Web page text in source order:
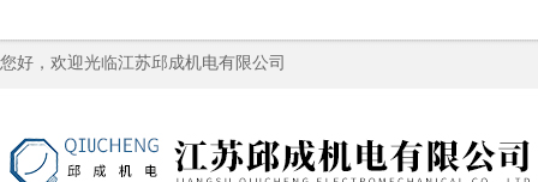
您好，欢迎光临江苏邱成机电有限公司